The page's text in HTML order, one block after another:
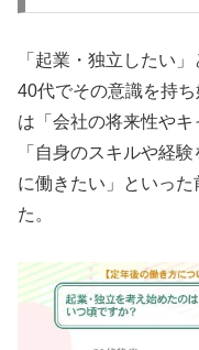
「起業・独立したい
40代でその意識を持
は「会社の将来性やキ
「自身のスキルや経
に働きたい」といっ
た。